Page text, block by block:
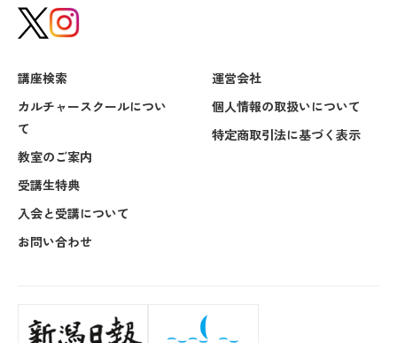
講座検索
カルチャースクールについ
て
教室のご案内
受講生特典
入会と受講について
お問い合わせ
運営会社
個人情報の取扱いについて
特定商取引法に基づく表示